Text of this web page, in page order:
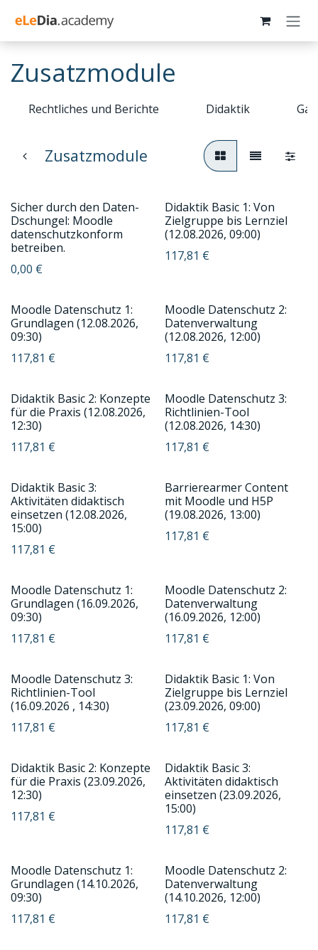
Zusatzmodule
Rechtliches und Berichte Didaktik
Zusatzmodule
Sicher durch den Daten-
Dschungel: Moodle
datenschutzkonform
betreiben.
0,00 €
Didaktik Basic 1: Von
Zielgruppe bis Lernziel
(12.08.2026, 09:00)
117,81 €
Moodle Datenschutz 1:
Grundlagen (12.08.2026,
09:30)
117,81 €
Moodle Datenschutz 2:
Datenverwaltung
(12.08.2026, 12:00)
117,81 €
Didaktik Basic 2: Konzepte
für die Praxis (12.08.2026,
12:30)
117,81 €
Moodle Datenschutz 3:
Richtlinien-Tool
(12.08.2026, 14:30)
117,81 €
Didaktik Basic 3:
Aktivitäten didaktisch
einsetzen (12.08.2026,
15:00)
117,81 €
Barrierearmer Content
mit Moodle und H5P
(19.08.2026, 13:00)
117,81 €
Moodle Datenschutz 1:
Grundlagen (16.09.2026,
09:30)
117,81 €
Moodle Datenschutz 2:
Datenverwaltung
(16.09.2026, 12:00)
117,81 €
Moodle Datenschutz 3:
Richtlinien-Tool
(16.09.2026 , 14:30)
117,81 €
Didaktik Basic 1: Von
Zielgruppe bis Lernziel
(23.09.2026, 09:00)
117,81 €
Didaktik Basic 2: Konzepte
für die Praxis (23.09.2026,
12:30)
117,81 €
Didaktik Basic 3:
Aktivitäten didaktisch
einsetzen (23.09.2026,
15:00)
117,81 €
Moodle Datenschutz 1:
Grundlagen (14.10.2026,
09:30)
117,81 €
Moodle Datenschutz 2:
Datenverwaltung
(14.10.2026, 12:00)
117,81 €